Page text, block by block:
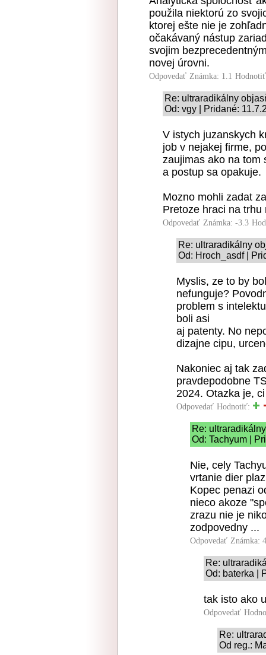
použila niektorú zo
ktorej ešte nie je
očakávaný nástup
svojim
novej úrovni.
Odpovedať Známka: 1.1
Re: ultraradikálny
Od: vgy | Pridané:
V istych juzanskych
job v nejakej firme,
zaujimas ako na tom
a postup sa opakuje.
Mozno mohli zadat
Pretoze hraci na
Odpovedať Známka: -3.3
Re: ultraradikálny
Od: Hroch_asdf |
Myslis, ze to by
nefunguje?
problem s
boli asi
aj patenty. No
dizajne cipu,
Nakoniec aj tak
pravdepodobne
2024. Otazka je,
Odpovedať Hodnotiť:
Re:
Od: Tachyum |
Nie, cely
vrtanie dier
Kopec penazi
nieco akoze
zrazu nie je
zodpovedny ...
Odpovedať Známka:
Re:
Od: baterka |
tak isto ako
Odpovedať
Re:
Od reg.: